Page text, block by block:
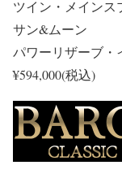
ツイン・メインス
サン&ムーン
パワーリザーブ・
¥594,000(税込)